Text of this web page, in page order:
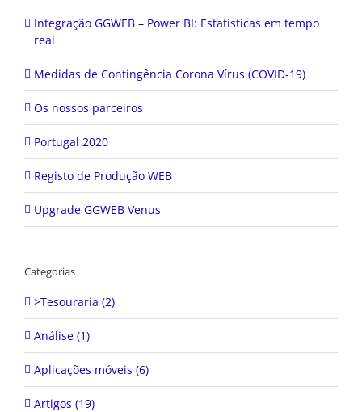
Integração GGWEB – Power BI: Estatísticas em tempo
real
Medidas de Contingência Corona Vírus (COVID-19)
Os nossos parceiros
Portugal 2020
Registo de Produção WEB
Upgrade GGWEB Venus
Categorias
>Tesouraria (2)
Análise (1)
Aplicações móveis (6)
Artigos (19)